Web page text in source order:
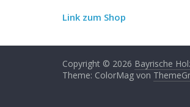
Link zum Shop
Copyright © 2026 Bayrische
Theme: ColorMag von